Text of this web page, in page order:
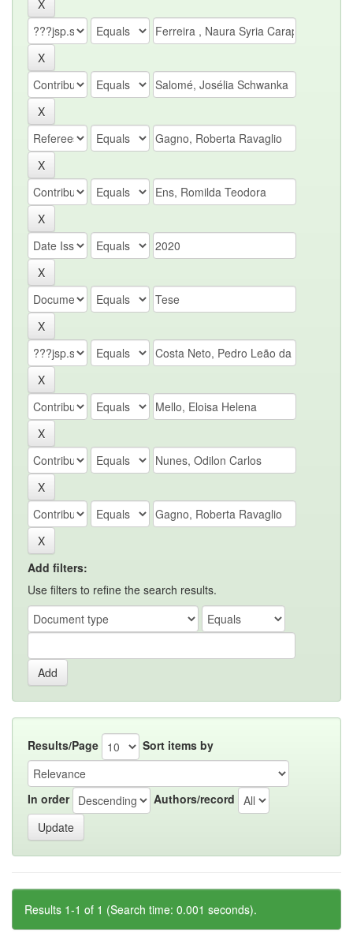
Add filters:
Use filters to refine the search results.
Results/Page Sort items by
In order Authors/record
Results 1-1 of 1 (Search time: 0.001 seconds).